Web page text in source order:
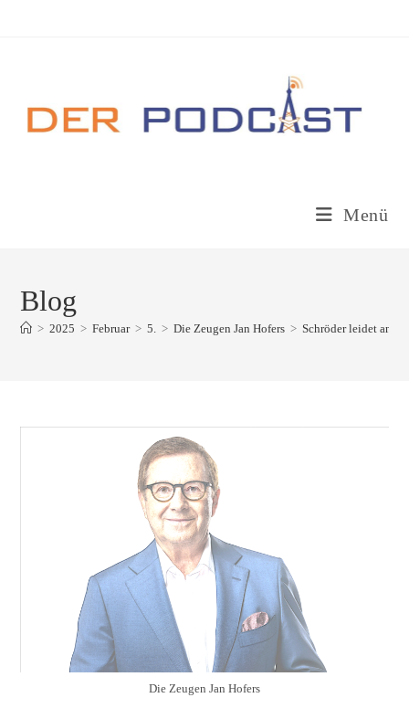
Menü
Blog
> 2025 > Februar > 5. > Die Zeugen Jan Hofers > Schröder leidet an
Die Zeugen Jan Hofers